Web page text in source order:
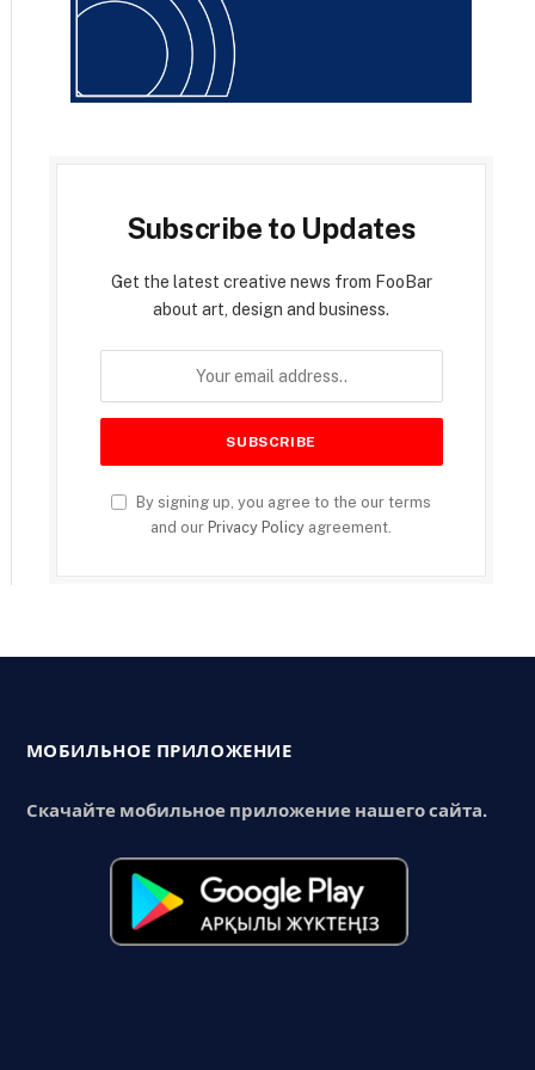
Subscribe to Updates
Get the latest creative news from FooBar
about art, design and business.
By signing up, you agree to the our terms
and our Privacy Policy agreement.
МОБИЛЬНОЕ ПРИЛОЖЕНИЕ
Скачайте мобильное приложение нашего сайта.